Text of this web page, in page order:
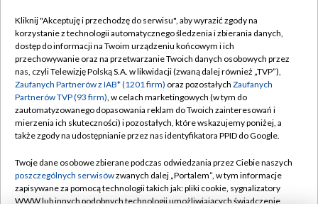
TVP
Abonament TVP
Emisja w TVP
Centrum informacji TVP
Naziemna Telewizja Cyfrowa
Rada Programowa
System NOS
Regulamin TVP
Polityka prywatności
Moje zgody
Pomoc
Kontakt
Kliknij "Akceptuję i przechodzę do serwisu", aby wyrazić zgody na
korzystanie z technologii automatycznego śledzenia i zbierania danych,
dostęp do informacji na Twoim urządzeniu końcowym i ich
przechowywanie oraz na przetwarzanie Twoich danych osobowych przez
nas, czyli Telewizję Polską S.A. w likwidacji (zwaną dalej również „TVP”),
Zaufanych Partnerów z IAB* (1201 firm) oraz pozostałych Zaufanych
Partnerów TVP (93 firm), w celach marketingowych (w tym do
zautomatyzowanego dopasowania reklam do Twoich zainteresowań i
mierzenia ich skuteczności) i pozostałych, które wskazujemy poniżej, a
także zgody na udostępnianie przez nas identyfikatora PPID do Google.
Twoje dane osobowe zbierane podczas odwiedzania przez Ciebie naszych
poszczególnych serwisówzwanych dalej „Portalem”, w tym informacje
zapisywane za pomocą technologii takich jak: pliki cookie, sygnalizatory
WWW lub innych podobnych technologii umożliwiających świadczenie